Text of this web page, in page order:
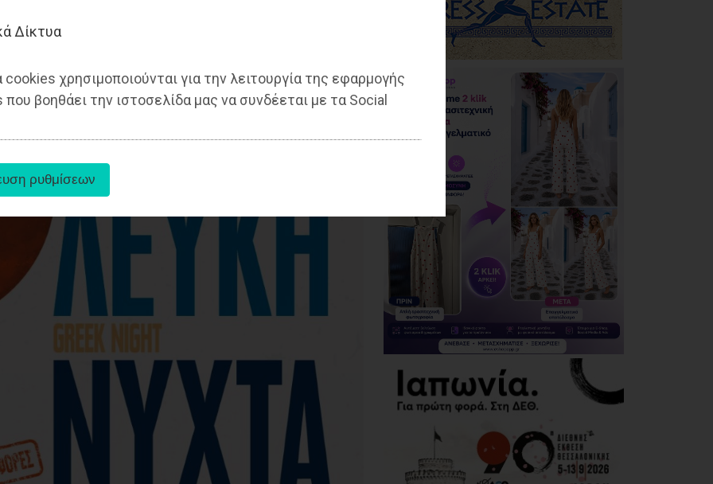
Δίκτυα
χρησιμοποιούνται για την λειτουργία της εφαρμογής
που βοηθάει την ιστοσελίδα μας να συνδέεται με τα Social
Δωρεάν θαλάσσια
μπάνια για όλα τα
ΚΑΠΗ του Δήμου
Φυλής (photos)
08/08/2026
Ο Αύγουστος είναι
ίσως η μεγαλύτερη
δοκιμασία για τον
Δήμο Μαραθώνος
Χαρδαλιάς: «Καμία
ανεμογεννήτρια σε
καμένες εκτάσεις της
Αττικής - Δεν θα
εγκριθεί καμία
μελέτη»
08/08/2026
Με τη συνδρομή του
Δήμου Αθηναίων
βελτιώθηκε ο
περιβάλλων χώρος
της Εθνικής
Βιβλιοθήκης
08/08/2026